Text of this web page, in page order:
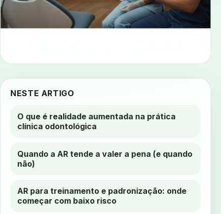
NESTE ARTIGO
O que é realidade aumentada na prática
clínica odontológica
Quando a AR tende a valer a pena (e quando
não)
AR para treinamento e padronização: onde
começar com baixo risco